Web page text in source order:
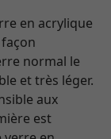
en acrylique
normal le
et très léger.
aux
est